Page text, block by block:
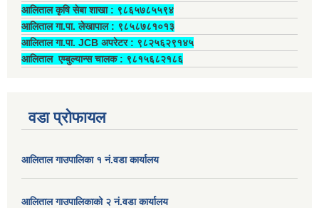
आलिताल कृषि सेबा शाखा : ९८६५७८५५९४
आलिताल गा.पा. लेखापाल ‍: ९८५८७८१०१३
आलिताल गा.पा. JCB अपरेटर ‍: ९८२५६२९१४५
आलिताल एम्बुल्यान्स चालक ‍: ९८१५६८२१८६
वडा प्रोफायल
आलिताल गाउपालिका १ नं.वडा कार्यालय
आलिताल गाउपालिकाको २ नं.वडा कार्यालय